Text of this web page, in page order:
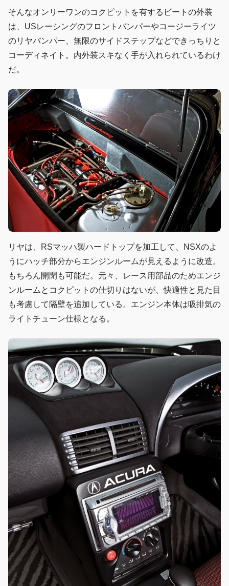
そんなオンリーワンのコクピットを有するビートの外装
は、USレーシングのフロントバンパーやコージーライツ
のリヤバンパー、無限のサイドステップなどできっちりと
コーディネイト。内外装スキなく手が入れられているわけ
だ。
リヤは、RSマッハ製ハードトップを加工して、NSXのよ
うにハッチ部分からエンジンルームが見えるように改造。
もちろん開閉も可能だ。元々、レース用部品のためエンジ
ンルームとコクピットの仕切りはないが、快適性と見た目
も考慮して隔壁を追加している。エンジン本体は吸排気の
ライトチューン仕様となる。